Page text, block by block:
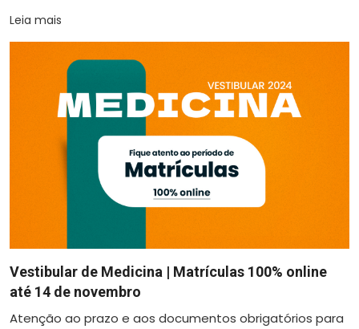
Leia mais
Vestibular de Medicina | Matrículas 100% online
até 14 de novembro
Atenção ao prazo e aos documentos obrigatórios para